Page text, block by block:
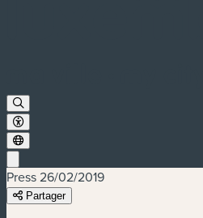
Press26/02/2019
Partager